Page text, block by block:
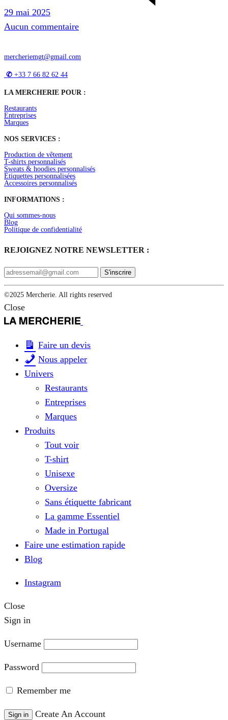
29 mai 2025
Aucun commentairesur
Combien
?
White
mercheriemgt@gmail.com
✆ +33 7 66 82 62 44
LA MERCHERIE POUR :
Restaurants
Entreprises
Marques
NOS SERVICES :
Production de vêtement
T-shirts personnalisés
Sweats & hoodies personnalisés
Étiquettes personnalisées
Accessoires personnalisés
INFORMATIONS :
Qui sommes-nous
Blog
Politique de confidentialité
REJOIGNEZ NOTRE NEWSLETTER :
©2025 Mercherie. All rights reserved
Close
Faire un devis
Nous appeler
Univers
Restaurants
Entreprises
Marques
Produits
Tout voir
T-shirt
Unisexe
Oversize
Sans étiquette fabricant
La gamme Essentiel
Made in Portugal
Faire une estimation rapide
Blog
Instagram
Close
Sign in
Username
Password
Remember me
Sign in Create An Account